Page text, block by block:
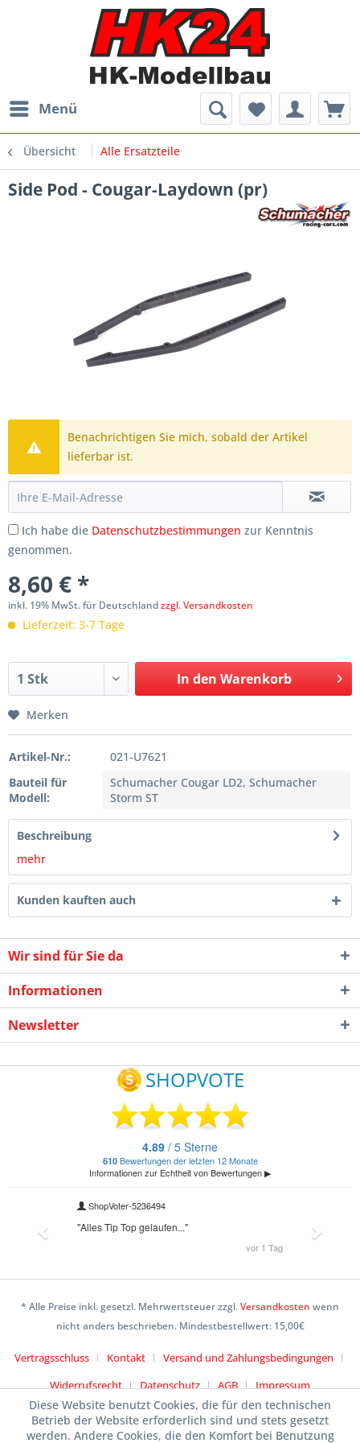
Menü
Übersicht Alle Ersatzteile
Side Pod - Cougar-Laydown (pr)
Benachrichtigen Sie mich, sobald der Artikel
lieferbar ist.
Ich habe die Datenschutzbestimmungen zur Kenntnis
genommen.
8,60 € *
inkl. 19% MwSt. für Deutschlandzzgl. Versandkosten
Lieferzeit: 3-7 Tage
In den Warenkorb
Merken
Artikel-Nr.:
021-U7621
Bauteil für
Modell:
Schumacher Cougar LD2, Schumacher
Storm ST
Beschreibung
mehr
Kunden kauften auch
Wir sind für Sie da
Informationen
Newsletter
* Alle Preise inkl. gesetzl. Mehrwertsteuer zzgl.Versandkosten wenn
nicht anders beschrieben. Mindestbestellwert: 15,00€
Vertragsschluss Kontakt
Versand und Zahlungsbedingungen
Widerrufsrecht
Datenschutz AGB Impressum
Diese Website benutzt Cookies, die für den technischen
Betrieb der Website erforderlich sind und stets gesetzt
werden. Andere Cookies, die den Komfort bei Benutzung